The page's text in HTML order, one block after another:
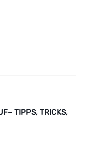
TIPPS, TRICKS,